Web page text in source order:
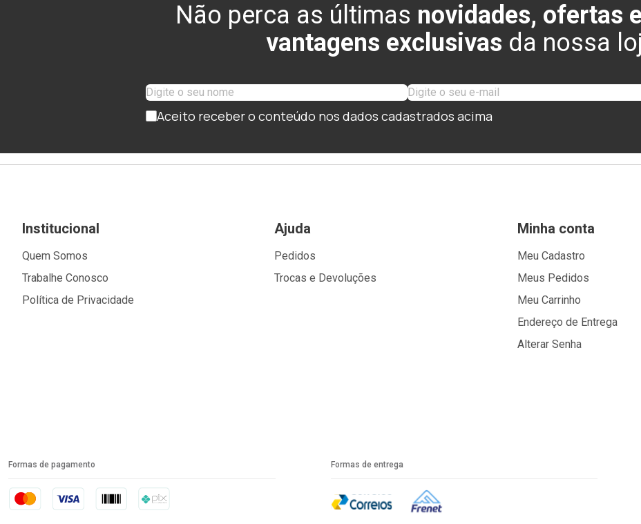
Não perca as últimas novidades, ofertas
vantagens exclusivas da nossa
Aceito receber o conteúdo nos dados cadastrados acima
Institucional
Quem Somos
Trabalhe Conosco
Política de Privacidade
Ajuda
Pedidos
Trocas e Devoluções
Minha conta
Meu Cadastro
Meus Pedidos
Meu Carrinho
Endereço de Entrega
Alterar Senha
Formas de pagamento Formas de entrega